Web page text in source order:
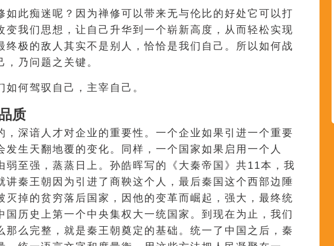
如此痴迷呢？因为禅修可以带来无与伦比的好处它可以打
变我们思想，让自己升华到一个崭新高度，从而轻松实现
终极的敌人其实不是别人，恰恰是我们自己。所以如何战
，乃问题之关键。
如何驾驭自己，主宰自己。
质
，深谙人才对企业的重要性。一个企业如果引进一个重要
发生天翻地覆的变化。同样，一个国家如果启用一个人
弱至强，蒸蒸日上。孙皓晖写的《大秦帝国》共11本，我
讲秦王朝因为引进了商鞅这个人，最后秦国这个西部边陲
灭掉的贫穷落后国家，因他的变革而崛起，强大，最终统
国历史上第一个中央集权大一统国家。到现在为止，我们
那么完整，就是秦王朝奠定的基础。统一了中国之后，秦